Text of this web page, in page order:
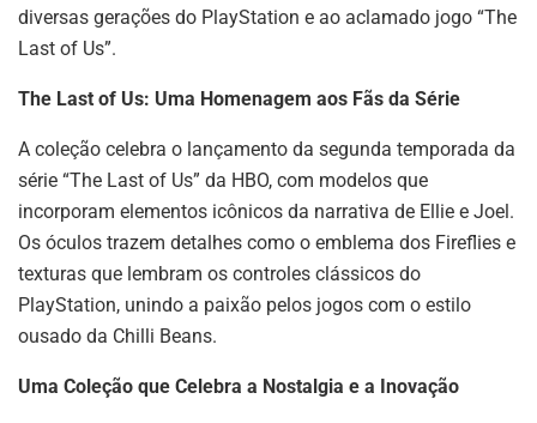
diversas gerações do PlayStation e ao aclamado jogo “The
Last of Us”.
The Last of Us: Uma Homenagem aos Fãs da Série
A coleção celebra o lançamento da segunda temporada da
série “The Last of Us” da HBO, com modelos que
incorporam elementos icônicos da narrativa de Ellie e Joel.
Os óculos trazem detalhes como o emblema dos Fireflies e
texturas que lembram os controles clássicos do
PlayStation, unindo a paixão pelos jogos com o estilo
ousado da Chilli Beans.
Uma Coleção que Celebra a Nostalgia e a Inovação